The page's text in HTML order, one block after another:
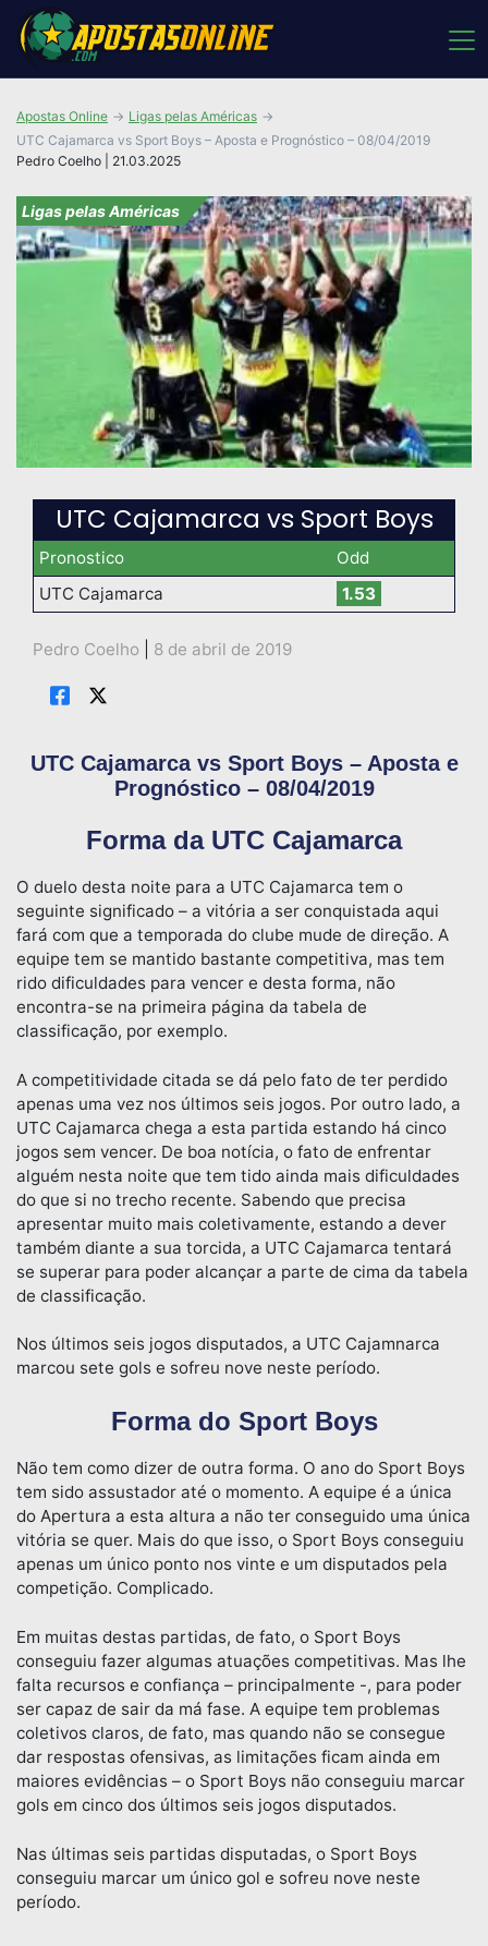
Pedro Coelho | 21.03.2025
Apostas Online
Ligas pelas Américas
UTC Cajamarca vs Sport Boys – Aposta e Prognóstico – 08/04/2019
Ligas pelas Américas
UTC Cajamarca vs Sport Boys
Pronostico
Odd
UTC Cajamarca
1.53
Pedro Coelho 8 de abril de 2019
UTC Cajamarca vs Sport Boys – Aposta e
Prognóstico – 08/04/2019
Forma da UTC Cajamarca
O duelo desta noite para a UTC Cajamarca tem o
seguinte significado – a vitória a ser conquistada aqui
fará com que a temporada do clube mude de direção. A
equipe tem se mantido bastante competitiva, mas tem
rido dificuldades para vencer e desta forma, não
encontra-se na primeira página da tabela de
classificação, por exemplo.
A competitividade citada se dá pelo fato de ter perdido
apenas uma vez nos últimos seis jogos. Por outro lado, a
UTC Cajamarca chega a esta partida estando há cinco
jogos sem vencer. De boa notícia, o fato de enfrentar
alguém nesta noite que tem tido ainda mais dificuldades
do que si no trecho recente. Sabendo que precisa
apresentar muito mais coletivamente, estando a dever
também diante a sua torcida, a UTC Cajamarca tentará
se superar para poder alcançar a parte de cima da tabela
de classificação.
Nos últimos seis jogos disputados, a UTC Cajamnarca
marcou sete gols e sofreu nove neste período.
Forma do Sport Boys
Não tem como dizer de outra forma. O ano do Sport Boys
tem sido assustador até o momento. A equipe é a única
do Apertura a esta altura a não ter conseguido uma única
vitória se quer. Mais do que isso, o Sport Boys conseguiu
apenas um único ponto nos vinte e um disputados pela
competição. Complicado.
Em muitas destas partidas, de fato, o Sport Boys
conseguiu fazer algumas atuações competitivas. Mas lhe
falta recursos e confiança – principalmente -, para poder
ser capaz de sair da má fase. A equipe tem problemas
coletivos claros, de fato, mas quando não se consegue
dar respostas ofensivas, as limitações ficam ainda em
maiores evidências – o Sport Boys não conseguiu marcar
gols em cinco dos últimos seis jogos disputados.
Nas últimas seis partidas disputadas, o Sport Boys
conseguiu marcar um único gol e sofreu nove neste
período.